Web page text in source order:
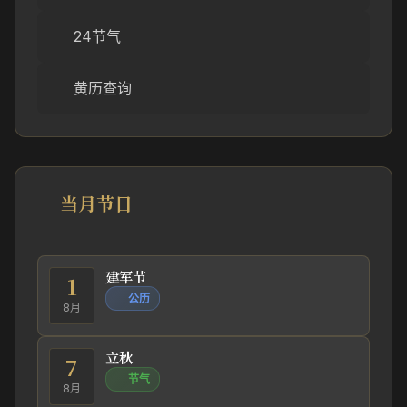
24节气
黄历查询
当月节日
1
8月
建军节
公历
7
8月
立秋
节气